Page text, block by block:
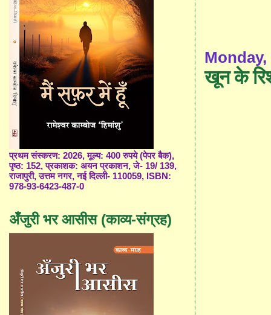
Monday,
खून के
प्रथम संस्करण: 2026, मूल्य: 400 रुपये (पेपर बैक),
पृष्ठ: 152, प्रकाशक: अयन प्रकाशन, जे- 19/ 139,
राजापुरी, उत्तम नगर, नई दिल्ली- 110059, ISBN:
978-93-6423-487-0
अँजुरी भर आसीस (काव्य-संग्रह)